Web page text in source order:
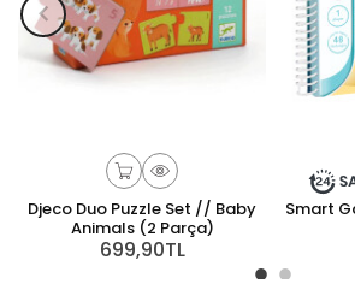
Djeco Duo Puzzle Set // Baby
Animals (2 Parça)
699,90TL
Smart